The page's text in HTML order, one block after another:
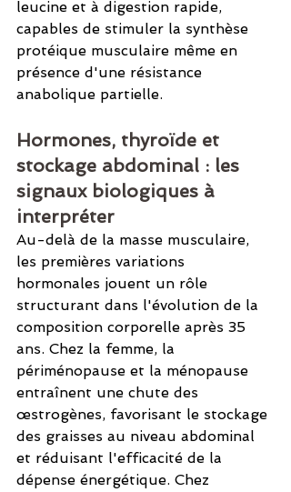
leucine et à digestion rapide,
capables de stimuler la synthèse
protéique musculaire même en
présence d'une résistance
anabolique partielle.
Hormones, thyroïde et
stockage abdominal : les
signaux biologiques à
interpréter
Au-delà de la masse musculaire,
les premières variations
hormonales jouent un rôle
structurant dans l'évolution de la
composition corporelle après 35
ans. Chez la femme, la
périménopause et la ménopause
entraînent une chute des
œstrogènes, favorisant le stockage
des graisses au niveau abdominal
et réduisant l'efficacité de la
dépense énergétique. Chez